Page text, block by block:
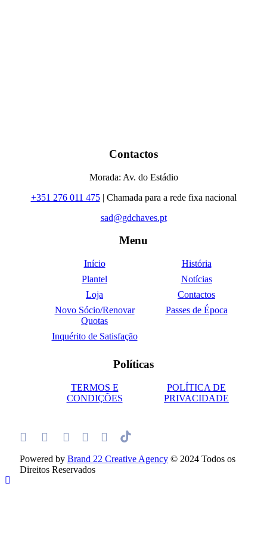
Contactos
Morada: Av. do Estádio
+351 276 011 475| Chamada para a rede fixa nacional
sad@gdchaves.pt
Menu
Início
História
Plantel
Notícias
Loja
Contactos
Novo Sócio/Renovar
Quotas
Passes de Época
Inquérito de Satisfação
Políticas
TERMOS E
CONDIÇÕES
POLÍTICA DE
PRIVACIDADE
Powered by Brand 22 Creative Agency © 2024 Todos os
Direitos Reservados